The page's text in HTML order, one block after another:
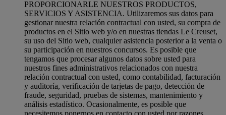
PROPORCIONARLE NUESTROS PRODUCTOS,
SERVICIOS Y ASISTENCIA. Utilizaremos sus datos para
gestionar nuestra relación contractual con usted, su compra de
productos en el Sitio web y/o en nuestras tiendas Le Creuset,
su uso del Sitio web, cualquier asistencia posterior a la venta o
su participación en nuestros concursos. Es posible que
tengamos que procesar algunos datos sobre usted para
nuestros fines administrativos relacionados con nuestra
relación contractual con usted, como contabilidad, facturación
y auditoría, verificación de tarjetas de pago, detección de
fraude, seguridad, pruebas de sistemas, mantenimiento y
análisis estadístico. Ocasionalmente, es posible que
necesitemos ponernos en contacto con usted por razones